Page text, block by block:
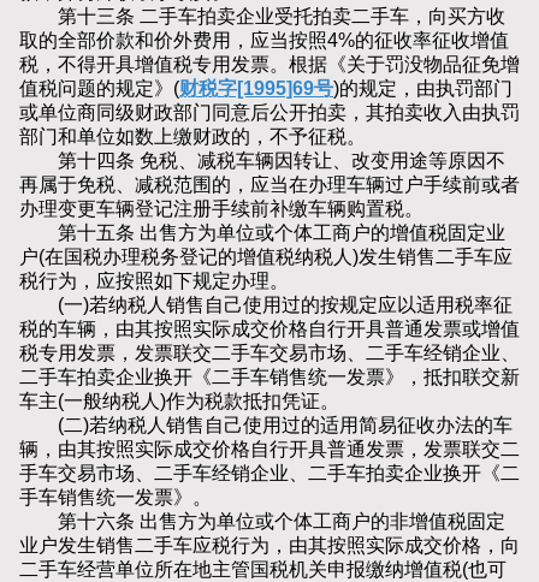
第十三条 二手车拍卖企业受托拍卖二手车，向买方收
取的全部价款和价外费用，应当按照4%的征收率征收增值
税，不得开具增值税专用发票。根据《关于罚没物品征免增
值税问题的规定》(财税字[1995]69号)的规定，由执罚部门
或单位商同级财政部门同意后公开拍卖，其拍卖收入由执罚
部门和单位如数上缴财政的，不予征税。
第十四条 免税、减税车辆因转让、改变用途等原因不
再属于免税、减税范围的，应当在办理车辆过户手续前或者
办理变更车辆登记注册手续前补缴车辆购置税。
第十五条 出售方为单位或个体工商户的增值税固定业
户(在国税办理税务登记的增值税纳税人)发生销售二手车应
税行为，应按照如下规定办理。
(一)若纳税人销售自己使用过的按规定应以适用税率征
税的车辆，由其按照实际成交价格自行开具普通发票或增值
税专用发票，发票联交二手车交易市场、二手车经销企业、
二手车拍卖企业换开《二手车销售统一发票》，抵扣联交新
车主(一般纳税人)作为税款抵扣凭证。
(二)若纳税人销售自己使用过的适用简易征收办法的车
辆，由其按照实际成交价格自行开具普通发票，发票联交二
手车交易市场、二手车经销企业、二手车拍卖企业换开《二
手车销售统一发票》。
第十六条 出售方为单位或个体工商户的非增值税固定
业户发生销售二手车应税行为，由其按照实际成交价格，向
二手车经营单位所在地主管国税机关申报缴纳增值税(也可